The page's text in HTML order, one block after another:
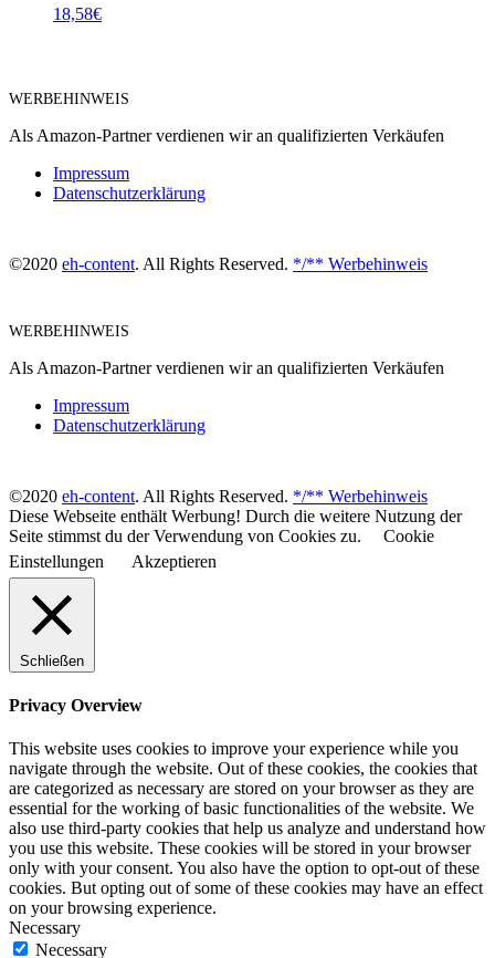
18,58€
WERBEHINWEIS
Als Amazon-Partner verdienen wir an qualifizierten Verkäufen
Impressum
Datenschutzerklärung
©2020 eh-content. All Rights Reserved. */** Werbehinweis
WERBEHINWEIS
Als Amazon-Partner verdienen wir an qualifizierten Verkäufen
Impressum
Datenschutzerklärung
©2020 eh-content. All Rights Reserved. */** Werbehinweis
Diese Webseite enthält Werbung! Durch die weitere Nutzung der
Seite stimmst du der Verwendung von Cookies zu.
Cookie
Einstellungen
Akzeptieren
Schließen
Privacy Overview
This website uses cookies to improve your experience while you
navigate through the website. Out of these cookies, the cookies that
are categorized as necessary are stored on your browser as they are
essential for the working of basic functionalities of the website. We
also use third-party cookies that help us analyze and understand how
you use this website. These cookies will be stored in your browser
only with your consent. You also have the option to opt-out of these
cookies. But opting out of some of these cookies may have an effect
on your browsing experience.
Necessary
Necessary